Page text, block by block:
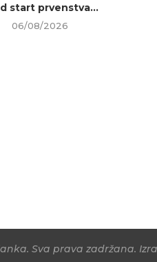
start prvenstva...
06/08/2026
Sva prava zadržana.